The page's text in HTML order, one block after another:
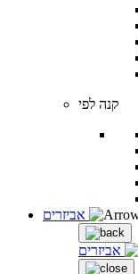
קנה לפי
אביזרים